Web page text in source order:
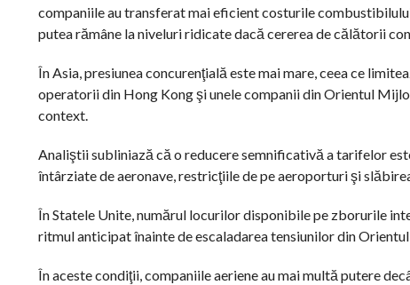
companiile au transferat mai eficient costurile
putea rămâne la niveluri ridicate dacă cererea de călătorii
În Asia, presiunea concurenţială este mai mare, ceea ce
operatorii din Hong Kong şi unele companii din Orientul
context.
Analiştii subliniază că o reducere semnificativă a tarifelor
întârziate de aeronave, restricţiile de pe aeroporturi şi
În Statele Unite, numărul locurilor disponibile pe zborurile
ritmul anticipat înainte de escaladarea tensiunilor din
În aceste condiţii, companiile aeriene au mai multă putere